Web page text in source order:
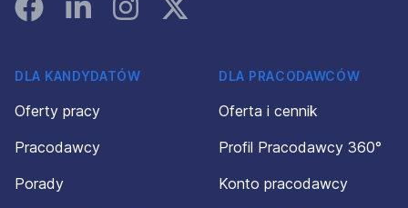
DLA KANDYDATÓW
Oferty pracy
Pracodawcy
Porady
DLA PRACODAWCÓW
Oferta i cennik
Profil Pracodawcy 360°
Konto pracodawcy